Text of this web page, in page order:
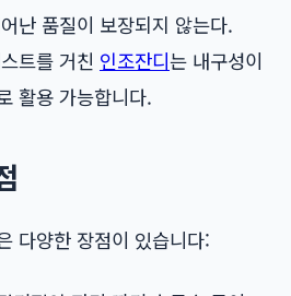
난 품질이 보장되지 않는다.
트를 거친 인조잔디는 내구성이
활용 가능합니다.
다양한 장점이 있습니다: